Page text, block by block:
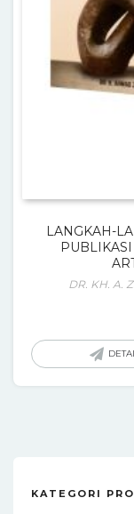
LANGKAH-
DR. KH. A.
KATEGORI